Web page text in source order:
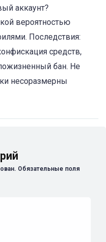
аккаунт?
вероятностью
Последствия:
средств,
бан. Не
несоразмерны
Обязательные поля